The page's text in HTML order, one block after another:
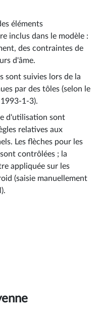
éléments
inclus dans le modèle :
des contraintes de
d'âme.
sont suivies lors de la
par des tôles (selon le
1-3).
d'utilisation sont
relatives aux
Les flèches pour les
contrôlées ; la
appliquée sur les
(saisie manuellement